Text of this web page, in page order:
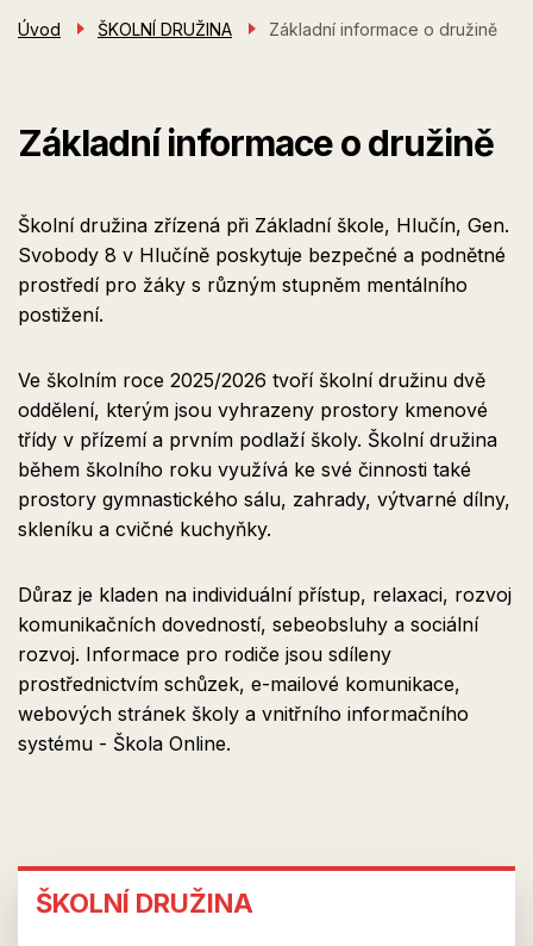
ŠKOLNÍ
DRUŽINA
ŠKOLNÍ DRUŽINA
Úvod ŠKOLNÍ DRUŽINA Základní informace o družině
Základní informace o družině
Školní družina zřízená při Základní škole, Hlučín, Gen.
Svobody 8 v Hlučíně poskytuje bezpečné a podnětné
prostředí pro žáky s různým stupněm mentálního
postižení.
Ve školním roce 2025/2026 tvoří školní družinu dvě
oddělení, kterým jsou vyhrazeny prostory kmenové
třídy v přízemí a prvním podlaží školy. Školní družina
během školního roku využívá ke své činnosti také
prostory gymnastického sálu, zahrady, výtvarné dílny,
skleníku a cvičné kuchyňky.
Důraz je kladen na individuální přístup, relaxaci, rozvoj
komunikačních dovedností, sebeobsluhy a sociální
rozvoj. Informace pro rodiče jsou sdíleny
prostřednictvím schůzek, e-mailové komunikace,
webových stránek školy a vnitřního informačního
systému - Škola Online.